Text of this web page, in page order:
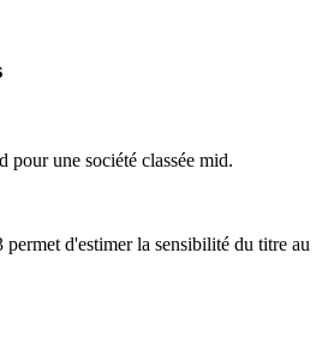
pour une société classée mid.
permet d'estimer la sensibilité du titre au